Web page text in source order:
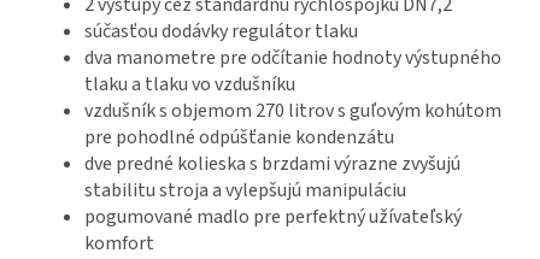
súčasťou dodávky regulátor tlaku
dva manometre pre odčítanie hodnoty výstupného
tlaku a tlaku vo vzdušníku
vzdušník s objemom 270 litrov s guľovým kohútom
pre pohodlné odpúšťanie kondenzátu
dve predné kolieska s brzdami výrazne zvyšujú
stabilitu stroja a vylepšujú manipuláciu
pogumované madlo pre perfektný užívateľský
komfort